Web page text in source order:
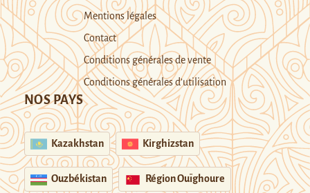
Mentions légales
Contact
Conditions générales de vente
Conditions générales d’utilisation
NOS PAYS
Kazakhstan Kirghizstan
Ouzbékistan Région Ouïghoure